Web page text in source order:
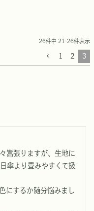
26件中 21 -26件表示
1 2 3
嵩張りますが、生地に
傘より畳みやすくて扱
にするか随分悩みまし